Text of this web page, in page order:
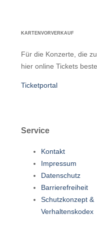
KARTENVORVERKAUF
Für die Konzerte, die
hier online Tickets
Ticketportal
Service
Kontakt
Impressum
Datenschutz
Barrierefreiheit
Schutzkonzept &
Verhaltenskodex